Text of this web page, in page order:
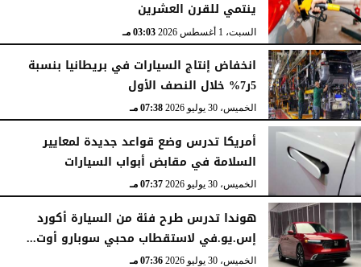
ينتمي للقرن العشرين
السبت، 1 أغسطس 2026 03:03 مـ
انخفاض إنتاج السيارات في بريطانيا بنسبة
5ر7% خلال النصف الأول
الخميس، 30 يوليو 2026 07:38 مـ
أمريكا تدرس وضع قواعد جديدة لمعايير
السلامة في مقابض أبواب السيارات
الخميس، 30 يوليو 2026 07:37 مـ
هوندا تدرس طرح فئة من السيارة أكورد
إس.يو.في لاستقطاب محبي سوبارو أوت...
الخميس، 30 يوليو 2026 07:36 مـ